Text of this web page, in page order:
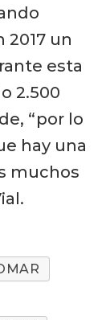
2017 un
esta
2.500
“por lo
hay una
muchos